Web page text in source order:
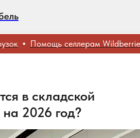
Помощь селлерам Wildberries
в складской
2026 год?